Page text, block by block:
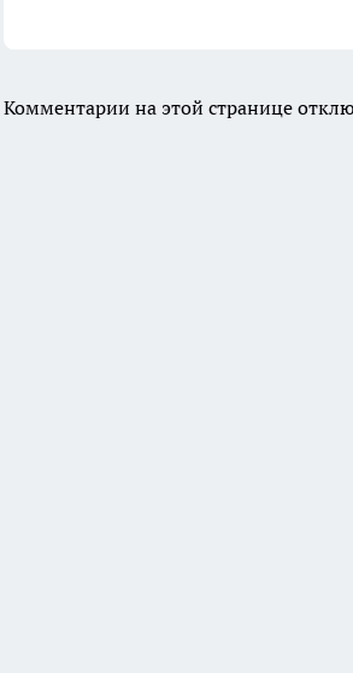
Комментарии на этой странице